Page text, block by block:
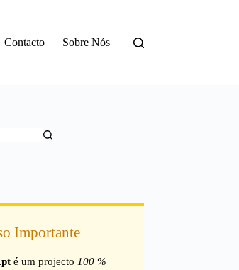
Contacto Sobre Nós
Importante
é um projecto100 %